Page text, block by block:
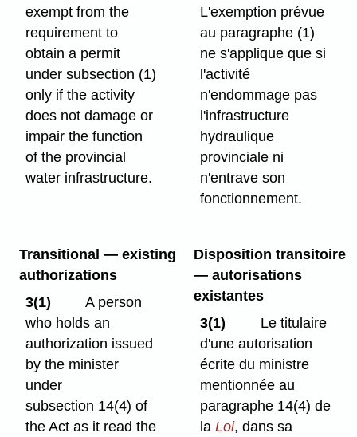
exempt from the
requirement to
obtain a permit
under subsection (1)
only if the activity
does not damage or
impair the function
of the provincial
water infrastructure.
L'exemption prévue
au paragraphe (1)
ne s'applique que si
l'activité
n'endommage pas
l'infrastructure
hydraulique
provinciale ni
n'entrave son
fonctionnement.
Transitional — existing
authorizations
3(1)
A person
who holds an
authorization issued
by the minister
under
subsection 14(4) of
the Act as it read the
Disposition transitoire
— autorisations
existantes
3(1)
Le titulaire
d'une autorisation
écrite du ministre
mentionnée au
paragraphe 14(4) de
laLoi, dans sa